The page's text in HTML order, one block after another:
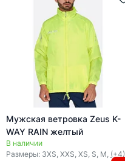
Мужская ветровка Zeus K-
WAY RAIN желтый
В наличии
Размеры: 3XS, XXS, XS, S, M, (+4)